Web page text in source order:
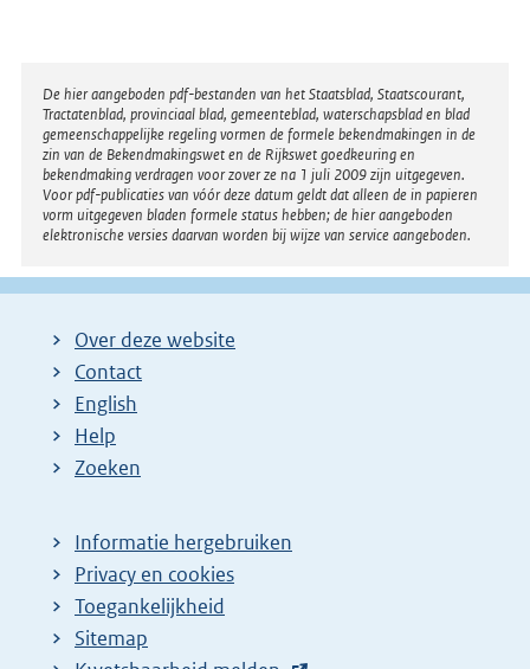
l
i
n
k
:
Disclaimer
De hier aangeboden pdf-bestanden van het Staatsblad, Staatscourant,
Tractatenblad, provinciaal blad, gemeenteblad, waterschapsblad en blad
gemeenschappelijke regeling vormen de formele bekendmakingen in de
zin van de Bekendmakingswet en de Rijkswet goedkeuring en
bekendmaking verdragen voor zover ze na 1 juli 2009 zijn uitgegeven.
Voor pdf-publicaties van vóór deze datum geldt dat alleen de in papieren
vorm uitgegeven bladen formele status hebben; de hier aangeboden
elektronische versies daarvan worden bij wijze van service aangeboden.
Over deze website
Contact
English
Help
Zoeken
Informatie hergebruiken
Privacy en cookies
Toegankelijkheid
Sitemap